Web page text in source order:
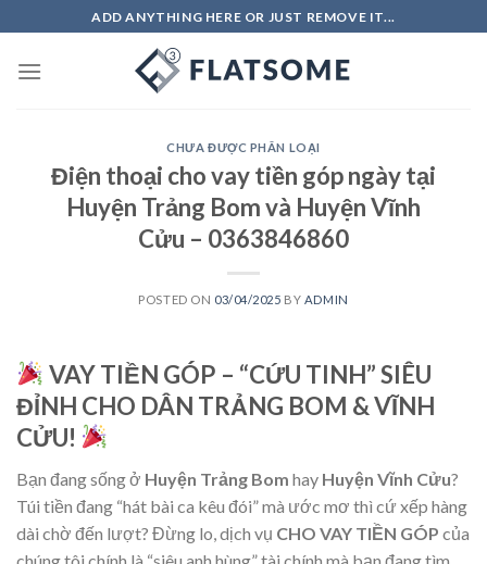
to
content
ADD ANYTHING HERE OR JUST REMOVE IT...
CHƯA ĐƯỢC PHÂN LOẠI
Điện thoại cho vay tiền góp ngày tại
Huyện Trảng Bom và Huyện Vĩnh
Cửu – 0363846860
POSTED ON 03/04/2025 BY ADMIN
VAY TIỀN GÓP – “CỨU TINH” SIÊU
ĐỈNH CHO DÂN TRẢNG BOM & VĨNH
CỬU!
Bạn đang sống ở Huyện Trảng Bom hay Huyện Vĩnh Cửu?
Túi tiền đang “hát bài ca kêu đói” mà ước mơ thì cứ xếp hàng
dài chờ đến lượt? Đừng lo, dịch vụ CHO VAY TIỀN GÓP của